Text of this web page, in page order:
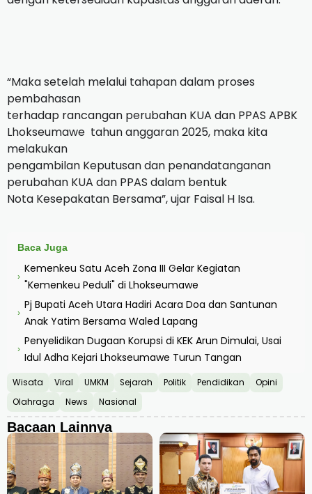
“Maka setelah melalui tahapan dalam proses
pembahasan
terhadap rancangan perubahan KUA dan PPAS APBK
Lhokseumawe tahun anggaran 2025, maka kita
melakukan
pengambilan Keputusan dan penandatanganan
perubahan KUA dan PPAS dalam bentuk
Nota Kesepakatan Bersama”, ujar Faisal H Isa.
Baca Juga
›
Kemenkeu Satu Aceh Zona III Gelar Kegiatan
"Kemenkeu Peduli" di Lhokseumawe
›
Pj Bupati Aceh Utara Hadiri Acara Doa dan Santunan
Anak Yatim Bersama Waled Lapang
›
Penyelidikan Dugaan Korupsi di KEK Arun Dimulai, Usai
Idul Adha Kejari Lhokseumawe Turun Tangan
Wisata Viral UMKM Sejarah Politik Pendidikan
Opini
Olahraga
News Nasional
Bacaan Lainnya